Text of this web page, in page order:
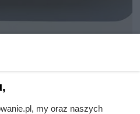
kultową
zł. Klienci
my oraz naszych